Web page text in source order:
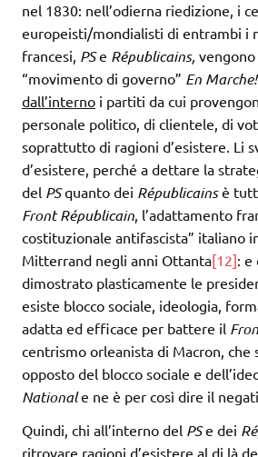
nel 1830: nell’odierna riedizione, i
europeisti/mondialisti di entrambi i
francesi, PSe Républicains,
“movimento di governo” En Marche!
dall’interno i partiti da cui
personale politico, di clientele, di
soprattutto di ragioni d’esistere. Li
d’esistere, perché a dettare la
del PSquanto dei Républicainsè
Front Républicain, l’adattamento
costituzionale antifascista” italiano
Mitterrand negli anni Ottanta[12]: e
dimostrato plasticamente le
esiste blocco sociale, ideologia,
adatta ed efficace per battere il
centrismo orleanista di Macron, che
opposto del blocco sociale e
Nationale ne è per così dire il
Quindi, chi all’interno del PSe dei
ritrovare ragioni d’esistere al di là